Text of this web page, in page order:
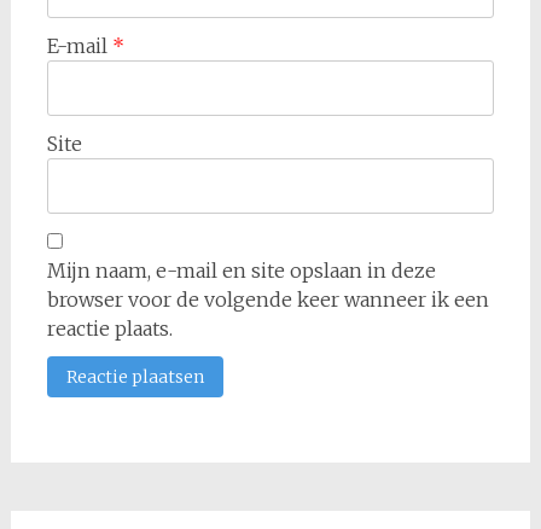
E-mail *
Site
Mijn naam, e-mail en site opslaan in deze
browser voor de volgende keer wanneer ik een
reactie plaats.